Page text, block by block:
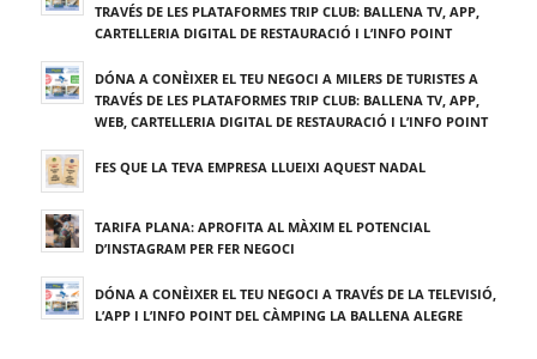
TRAVÉS DE LES PLATAFORMES TRIP CLUB: BALLENA TV, APP,
CARTELLERIA DIGITAL DE RESTAURACIÓ I L’INFO POINT
DÓNA A CONÈIXER EL TEU NEGOCI A MILERS DE TURISTES A
TRAVÉS DE LES PLATAFORMES TRIP CLUB: BALLENA TV, APP,
WEB, CARTELLERIA DIGITAL DE RESTAURACIÓ I L’INFO POINT
FES QUE LA TEVA EMPRESA LLUEIXI AQUEST NADAL
TARIFA PLANA: APROFITA AL MÀXIM EL POTENCIAL
D’INSTAGRAM PER FER NEGOCI
DÓNA A CONÈIXER EL TEU NEGOCI A TRAVÉS DE LA TELEVISIÓ,
L’APP I L’INFO POINT DEL CÀMPING LA BALLENA ALEGRE